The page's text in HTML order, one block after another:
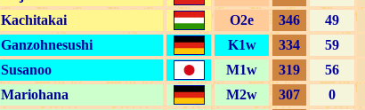
Kachitakai O2e 346 49
Ganzohnesushi K1w 334 59
Susanoo M1w 319 56
Mariohana M2w 307 0